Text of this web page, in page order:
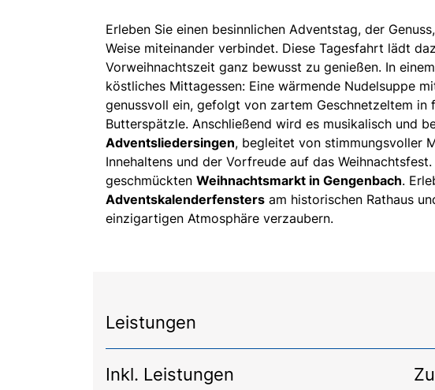
Erleben Sie einen besinnlichen Adventstag, der
Weise miteinander verbindet. Diese Tagesfahrt lädt
Vorweihnachtszeit ganz bewusst zu genießen. In einem
köstliches Mittagessen: Eine wärmende Nudelsuppe
genussvoll ein, gefolgt von zartem Geschnetzeltem in
Butterspätzle. Anschließend wird es musikalisch und
Adventsliedersingen, begleitet von stimmungsvoller
Innehaltens und der Vorfreude auf das
geschmückten Weihnachtsmarkt in Gengenbach.
Adventskalenderfensters am historischen Rathaus
einzigartigen Atmosphäre verzaubern.
Leistungen
Inkl. Leistungen